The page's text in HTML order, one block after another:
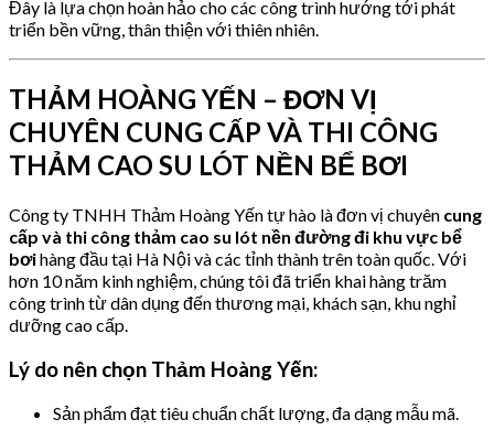
Đây là lựa chọn hoàn hảo cho các công trình hướng tới phát
triển bền vững, thân thiện với thiên nhiên.
THẢM HOÀNG YẾN – ĐƠN VỊ
CHUYÊN CUNG CẤP VÀ THI CÔNG
THẢM CAO SU LÓT NỀN BỂ BƠI
Công ty TNHH Thảm Hoàng Yến tự hào là đơn vị chuyên cung
cấp và thi công thảm cao su lót nền đường đi khu vực bể
bơihàng đầu tại Hà Nội và các tỉnh thành trên toàn quốc. Với
hơn 10 năm kinh nghiệm, chúng tôi đã triển khai hàng trăm
công trình từ dân dụng đến thương mại, khách sạn, khu nghỉ
dưỡng cao cấp.
Lý do nên chọn Thảm Hoàng Yến:
Sản phẩm đạt tiêu chuẩn chất lượng, đa dạng mẫu mã.